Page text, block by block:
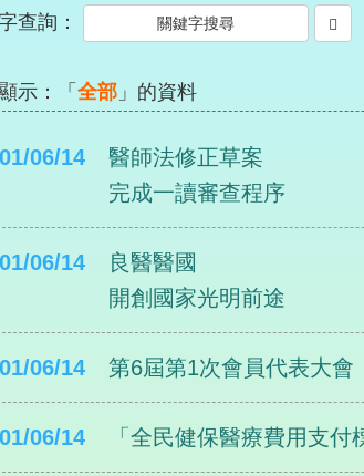
查詢：
示：「 全部」的資料
06/14
醫師法修正草案
完成一讀審查程序
06/14
良醫醫國
開創國家光明前途
06/14 第6屆第1次會員代表大會
06/14 「全民健保醫療費用支